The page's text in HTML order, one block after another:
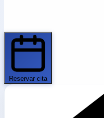
Reservar cita